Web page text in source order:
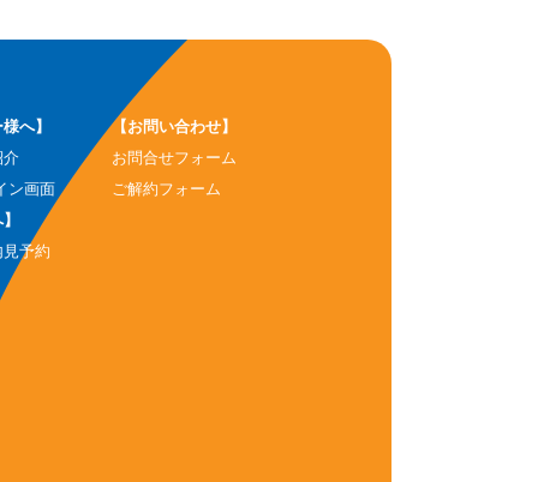
へ】
介
ン画面
予約
【お問い合わせ】
お問合せフォーム
ご解約フォーム